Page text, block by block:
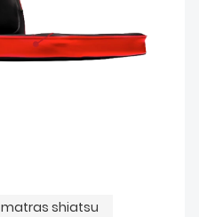
matras shiatsu